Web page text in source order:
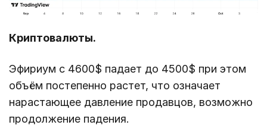
Криптовалюты.
Эфириум с 4600$ падает до 4500$ при этом
объём постепенно растет, что означает
нарастающее давление продавцов, возможно
продолжение падения.